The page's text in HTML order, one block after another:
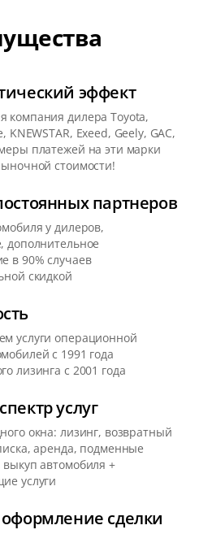
эффект
компания дилера Toyota,
KNEWSTAR, Exeed, Geely, GAC,
платежей на эти марки
стоимости!
партнеров
у дилеров,
дополнительное
в 90% случаев
скидкой
услуги операционной
с 1991 года
лизинга с 2001 года
услуг
окна: лизинг, возвратный
аренда, подменные
автомобиля +
услуги
сделки